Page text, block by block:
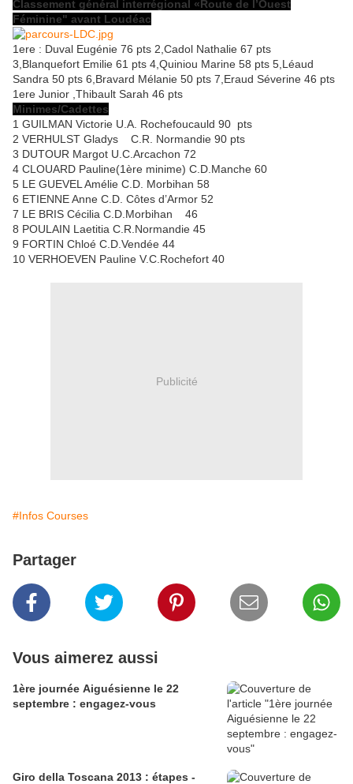
Classement général interrégional «Route de l’Ouest
Féminine" avant Loudéac
1ere : Duval Eugénie 76 pts 2,Cadol Nathalie 67 pts
3,Blanquefort Emilie 61 pts 4,Quiniou Marine 58 pts 5,Léaud
Sandra 50 pts 6,Bravard Mélanie 50 pts 7,Eraud Séverine 46 pts
1ere Junior ,Thibault Sarah 46 pts
Minimes/Cadettes
1 GUILMAN Victorie U.A. Rochefoucauld 90 pts
2 VERHULST Gladys C.R. Normandie 90 pts
3 DUTOUR Margot U.C.Arcachon 72
4 CLOUARD Pauline(1ère minime) C.D.Manche 60
5 LE GUEVEL Amélie C.D. Morbihan 58
6 ETIENNE Anne C.D. Côtes d’Armor 52
7 LE BRIS Cécilia C.D.Morbihan 46
8 POULAIN Laetitia C.R.Normandie 45
9 FORTIN Chloé C.D.Vendée 44
10 VERHOEVEN Pauline V.C.Rochefort 40
Publicité
#Infos Courses
Partager
Vous aimerez aussi
1ère journée Aiguésienne le 22
septembre : engagez-vous
Giro della Toscana 2013 : étapes -